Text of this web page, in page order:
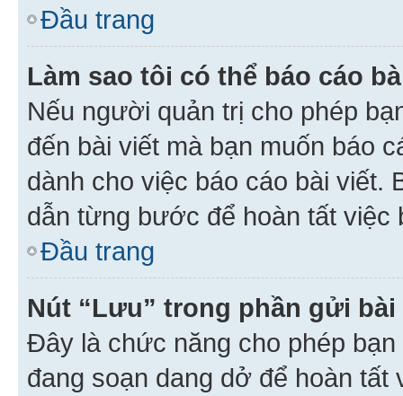
Đầu trang
Làm sao tôi có thể báo cáo
Nếu người quản trị cho phép
đến bài viết mà bạn muốn báo
dành cho việc báo cáo bài viết.
dẫn từng bước để hoàn tất việc
Đầu trang
Nút “Lưu” trong phần gửi
Đây là chức năng cho phép
đang soạn dang dở để hoàn